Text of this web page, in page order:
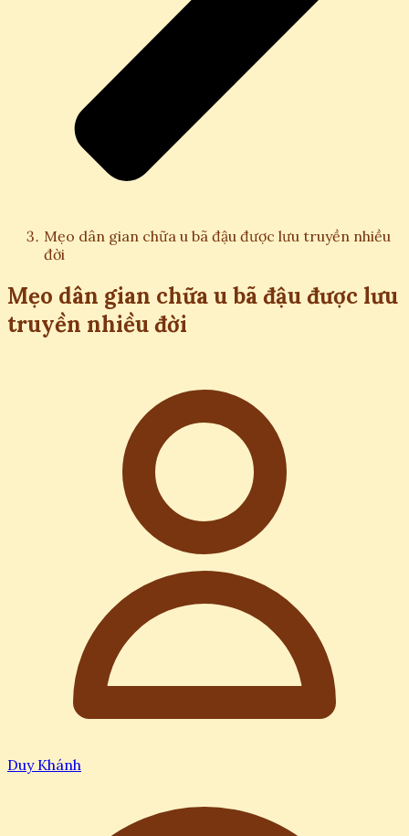
Mẹo dân gian chữa u bã đậu được lưu truyền nhiều
đời
Mẹo dân gian chữa u bã đậu được lưu
truyền nhiều đời
Duy Khánh